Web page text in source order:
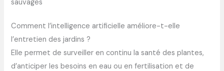
sauvages
Comment l’intelligence artificielle améliore-t-elle
l’entretien des jardins ?
Elle permet de surveiller en continu la santé des plantes,
d’anticiper les besoins en eau ou en fertilisation et de